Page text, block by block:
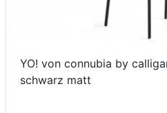
YO! von connubia by
schwarz matt